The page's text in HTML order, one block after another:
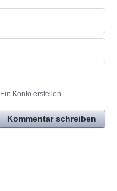
Ein Konto erstellen
Kommentar schreiben